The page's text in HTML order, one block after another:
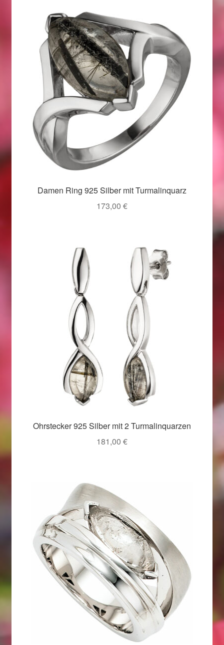
Karneval 2015 – Schmuck zu Fasching & Co.
Karneval 2019 – Schmuck zu Fasching & Co.
Karneval 2020 – Schmuck zu Fasching & Co.
Kasse
Liefer- und Versandkosten
Magisches und Festliches zu Halloween
Magisches und Festliches zu Halloween
Magisches und Festliches zu Halloween 2022
Ostergeschenke finden für Ostern 2015
Ostergeschenke finden für Ostern 2016
Ostergeschenke finden für Ostern 2017
Ostergeschenke finden für Ostern 2018
Ostergeschenke finden für Ostern 2021
Ostergeschenke finden für Ostern 2022
Partner
Startseite
Damen Ring 925 Silber mit Turmalinquarz
173,00 €
Ohrstecker 925 Silber mit 2 Turmalinquarzen
181,00 €